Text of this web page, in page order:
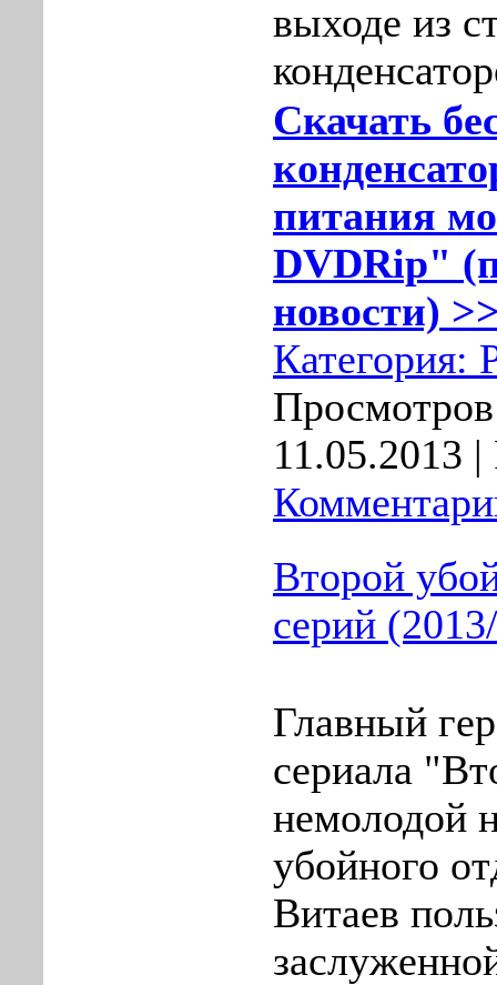
выходе из
Скачать
питания
DVDRip"
новости)
Категория:
11.05.2013 |
Второй
серий
Главный
сериала
немолодой
убойного
Витаев